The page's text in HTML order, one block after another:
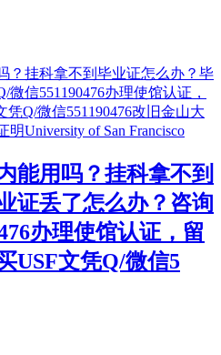
能用吗？挂科拿不到
证丢了怎么办？咨询
办理使馆认证，留
USF文凭Q/微信5